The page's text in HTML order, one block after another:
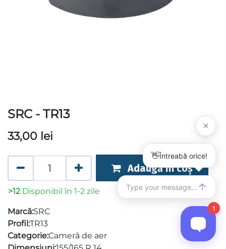
SRC - TR13
33,00 lei
Adaugă în coș
>12 Disponibil în 1-2 zile
Marcă:SRC
Profil:TR13
Categorie:Cameră de aer